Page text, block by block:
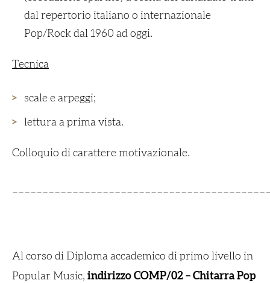
dal repertorio italiano o internazionale
Pop/Rock dal 1960 ad oggi.
Tecnica
scale e arpeggi;
lettura a prima vista.
Colloquio di carattere motivazionale.
Al corso di Diploma accademico di primo livello in
Popular Music, indirizzo COMP/02 – Chitarra Pop